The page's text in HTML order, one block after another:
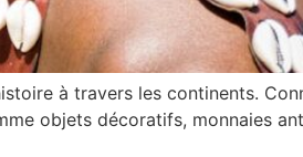
à travers les continents.
objets décoratifs, monnaies